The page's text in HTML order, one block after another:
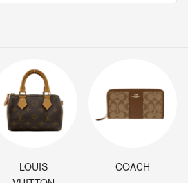
LOUIS
COACH